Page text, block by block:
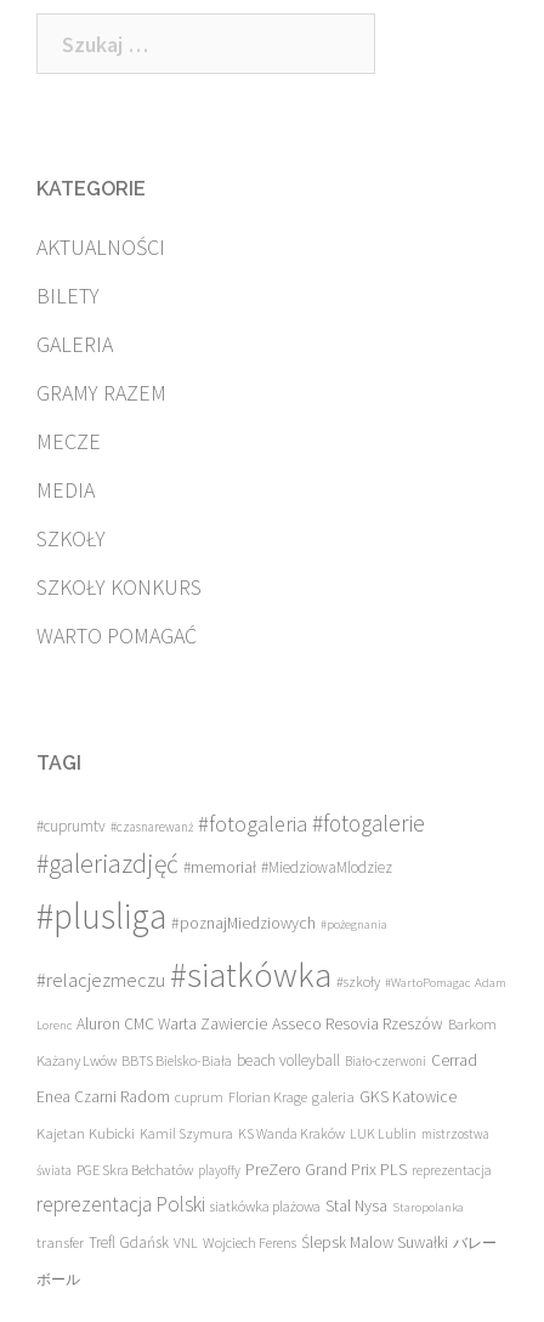
Szukaj:
KATEGORIE
AKTUALNOŚCI
BILETY
GALERIA
GRAMY RAZEM
MECZE
MEDIA
SZKOŁY
SZKOŁY KONKURS
WARTO POMAGAĆ
TAGI
#cuprumtv #czasnarewanż #fotogaleria #fotogalerie
#galeriazdjęć #memoriał #MiedziowaMlodziez
#plusliga #poznajMiedziowych #pożegnania
#relacjezmeczu #siatkówka #szkoły #WartoPomagac Adam
Lorenc Aluron CMC Warta Zawiercie Asseco Resovia Rzeszów Barkom
Każany Lwów BBTS Bielsko-Biała beach volleyball Biało-czerwoni Cerrad
Enea Czarni Radom cuprum Florian Krage galeria GKS Katowice
Kajetan Kubicki Kamil Szymura KS Wanda Kraków LUK Lublin mistrzostwa
świata PGE Skra Bełchatów playoffy PreZero Grand Prix PLS reprezentacja
reprezentacja Polski siatkówka plażowa Stal Nysa Staropolanka
transfer Trefl Gdańsk VNL Wojciech Ferens Ślepsk Malow Suwałki バレー
ボール